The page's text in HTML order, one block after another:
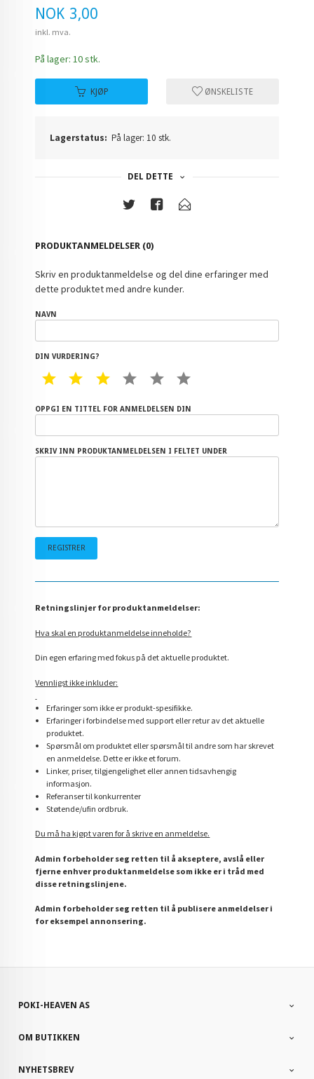
Pris
NOK 3,00
inkl. mva.
På lager: 10 stk.
KJØP ØNSKELISTE
Lagerstatus: På lager: 10 stk.
DEL DETTE
PRODUKTANMELDELSER (0)
Skriv en produktanmeldelse og del dine erfaringer med
dette produktet med andre kunder.
NAVN
DIN VURDERING?
1 STAR2 STAR3 STAR4 STAR5 STAR
OPPGI EN TITTEL FOR ANMELDELSEN DIN
SKRIV INN PRODUKTANMELDELSEN I FELTET UNDER
Retningslinjer for produktanmeldelser:
Hva skal en produktanmeldelse inneholde?
Din egen erfaring med fokus på det aktuelle produktet.
Vennligst ikke inkluder:
Erfaringer som ikke er produkt-spesifikke.
Erfaringer i forbindelse med support eller retur av det aktuelle
produktet.
Spørsmål om produktet eller spørsmål til andre som har skrevet
en anmeldelse. Dette er ikke et forum.
Linker, priser, tilgjengelighet eller annen tidsavhengig
informasjon.
Referanser til konkurrenter
Støtende/ufin ordbruk.
Du må ha kjøpt varen for å skrive en anmeldelse.
Admin forbeholder seg retten til å akseptere, avslå eller
fjerne enhver produktanmeldelse som ikke er i tråd med
disse retningslinjene.
Admin forbeholder seg retten til å publisere anmeldelser i
for eksempel annonsering.
POKI-HEAVEN AS
OM BUTIKKEN
NYHETSBREV